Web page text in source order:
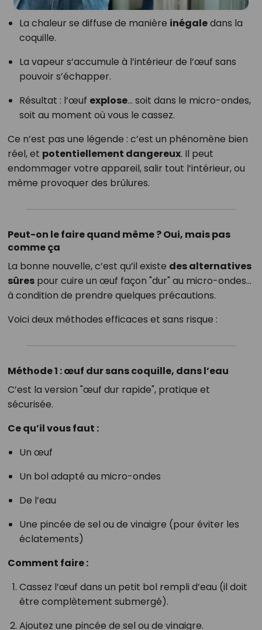
La chaleur se diffuse de manière inégaledans la
coquille.
La vapeur s’accumule à l’intérieur de l’œuf sans
pouvoir s’échapper.
Résultat : l’œuf explose… soit dans le micro-ondes,
soit au moment où vous le cassez.
Ce n’est pas une légende : c’est un phénomène bien
réel, et potentiellement dangereux. Il peut
endommager votre appareil, salir tout l’intérieur, ou
même provoquer des brûlures.
Peut-on le faire quand même ? Oui, mais pas
comme ça
La bonne nouvelle, c’est qu’il existe des alternatives
sûrespour cuire un œuf façon "dur" au micro-ondes…
à condition de prendre quelques précautions.
Voici deux méthodes efficaces et sans risque :
Méthode 1 : œuf dur sans coquille, dans l’eau
C’est la version "œuf dur rapide", pratique et
sécurisée.
Ce qu’il vous faut :
Un œuf
Un bol adapté au micro-ondes
De l’eau
Une pincée de sel ou de vinaigre (pour éviter les
éclatements)
Comment faire :
Cassez l’œuf dans un petit bol rempli d’eau (il doit
être complètement submergé).
Ajoutez une pincée de sel ou de vinaigre.